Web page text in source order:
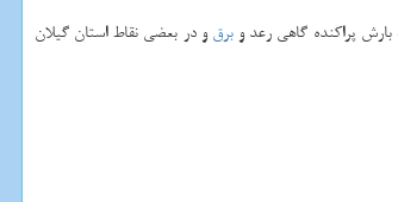
بارش پراكنده گاهی رعد وبرقو در بعضی نقاط استان گیلان